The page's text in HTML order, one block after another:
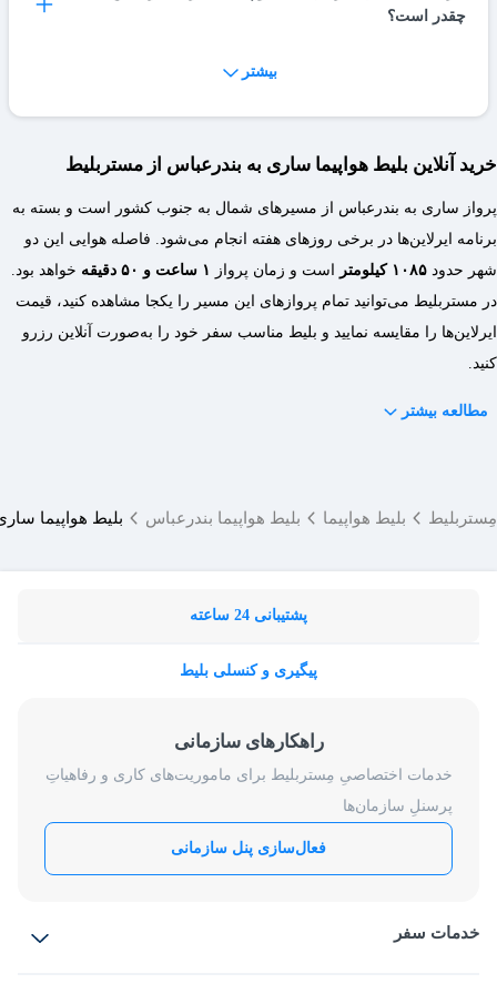
15 تا 25 کیلوگرم است.
چقدر است؟
درباره جریمه کنسلی مسیر ساری بندرعباس عدد ثابتی وجود ندارد،
فرمایید.
چطور میتوان بلیط هواپیما ساری بندرعباس را رزرو کرد؟
با انتخاب مسیر ساری بندرعباس و جستجو در مستر بلیط، میتوانید از
لیست بلیط ها انتخاب کرده و پس از پرداخت صندلی مدنظر رزرو
میشود.
بیشتر
خرید آنلاین بلیط هواپیما ساری به بندرعباس از مستربلیط
پرواز ساری به بندرعباس از مسیرهای شمال به جنوب کشور است و بسته به
برنامه ایرلاین‌ها در برخی روزهای هفته انجام می‌شود. فاصله هوایی این دو
شهر حدود ۱۰۸۵ کیلومتر است و زمان پرواز ۱ ساعت و ۵۰ دقیقه
خواهد بود.
در مستربلیط می‌توانید تمام پروازهای این مسیر را یکجا مشاهده کنید، قیمت
ایرلاین‌ها را مقایسه نمایید و بلیط مناسب سفر خود را به‌صورت آنلاین رزرو
کنید.
مطالعه بیشتر
مِستربلیط بلیط هواپیما بلیط هواپیما بندرعباس بلیط هواپیما
پشتیبانی 24 ساعته
پیگیری و کنسلی بلیط
راهکارهای سازمانی
خدمات اختصاصیِ مِستربلیط برای ماموریت‌های کاری و رفاهیاتِ
پرسنلِ سازمان‌ها
فعال‌سازی پنل سازمانی
خدمات سفر